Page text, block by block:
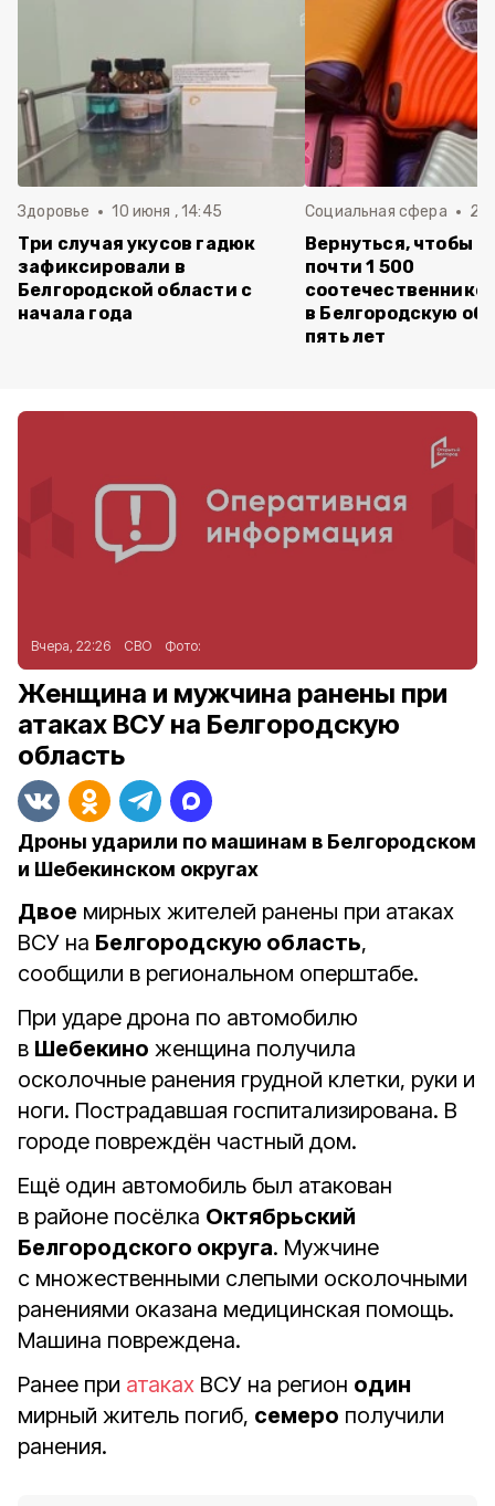
Здоровье 10 июня , 14:45
Три случая укусов гадюк
зафиксировали в
Белгородской области с
начала года
Социальная сфера 20
Вернуться, чтобы
почти 1 500
в Белгородскую
пять лет
Вчера, 22:26 СВО Фото:
Женщина и мужчина ранены при
атаках ВСУ на Белгородскую
область
Дроны ударили по машинам в Белгородском
и Шебекинском округах
Двое мирных жителей ранены при атаках
ВСУ на Белгородскую область,
сообщили в региональном оперштабе.
При ударе дрона по автомобилю
в Шебекино женщина получила
осколочные ранения грудной клетки, руки и
ноги. Пострадавшая госпитализирована. В
городе повреждён частный дом.
Ещё один автомобиль был атакован
в районе посёлка Октябрьский
Белгородского округа. Мужчине
с множественными слепыми осколочными
ранениями оказана медицинская помощь.
Машина повреждена.
Ранее при атаках ВСУ на регион один
мирный житель погиб, семеро получили
ранения.